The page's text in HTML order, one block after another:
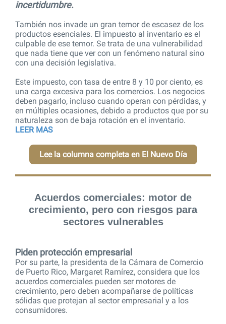
incertidumbre.
También nos invade un gran temor de escasez de los
productos esenciales. El impuesto al inventario es el
culpable de ese temor. Se trata de una vulnerabilidad
que nada tiene que ver con un fenómeno natural sino
con una decisión legislativa.
Este impuesto, con tasa de entre 8 y 10 por ciento, es
una carga excesiva para los comercios. Los negocios
deben pagarlo, incluso cuando operan con pérdidas, y
en múltiples ocasiones, debido a productos que por su
naturaleza son de baja rotación en el inventario.
LEER MAS
Lee la columna completa en El Nuevo Día
Acuerdos comerciales: motor de
crecimiento, pero con riesgos para
sectores vulnerables
Piden protección empresarial
Por su parte, la presidenta de la Cámara de Comercio
de Puerto Rico, Margaret Ramírez, considera que los
acuerdos comerciales pueden ser motores de
crecimiento, pero deben acompañarse de políticas
sólidas que protejan al sector empresarial y a los
consumidores.